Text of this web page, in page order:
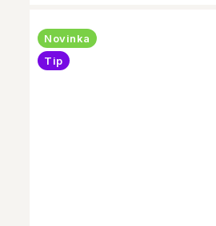
Novinka
Tip